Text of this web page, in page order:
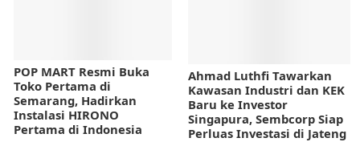
POP MART Resmi Buka
Toko Pertama di
Semarang, Hadirkan
Instalasi HIRONO
Pertama di Indonesia
Ahmad Luthfi Tawarkan
Kawasan Industri dan KEK
Baru ke Investor
Singapura, Sembcorp Siap
Perluas Investasi di Jateng